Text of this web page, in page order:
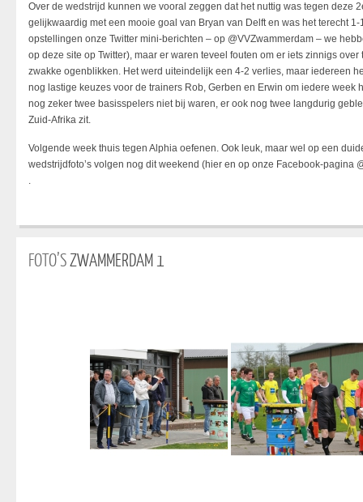
Over de wedstrijd kunnen we vooral zeggen dat het nuttig was tegen deze
gelijkwaardig met een mooie goal van Bryan van Delft en was het terecht
opstellingen onze Twitter mini-berichten – op @VVZwammerdam – we
op deze site op Twitter), maar er waren teveel fouten om er iets zinnigs
zwakke ogenblikken. Het werd uiteindelijk een 4-2 verlies, maar iedereen
nog lastige keuzes voor de trainers Rob, Gerben en Erwin om iedere week
nog zeker twee basisspelers niet bij waren, er ook nog twee langdurig
Zuid-Afrika zit.
Volgende week thuis tegen Alphia oefenen. Ook leuk, maar wel op een
wedstrijdfoto’s volgen nog dit weekend (hier en op onze Facebook-pagina
.
FOTO’SZWAMMERDAM 1